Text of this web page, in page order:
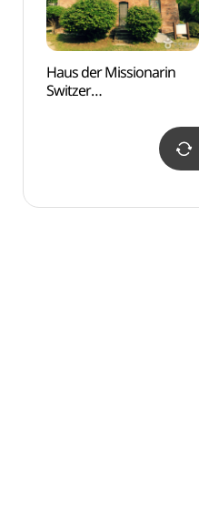
Haus der Missionarin
Switzer